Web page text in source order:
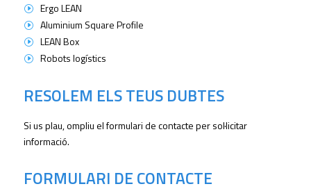
I Ergo LEAN
I Aluminium Square Profile
I LEAN Box
I Robots logístics
RESOLEM ELS TEUS DUBTES
Si us plau, ompliu el formulari de contacte per sol·licitar
informació.
FORMULARI DE CONTACTE